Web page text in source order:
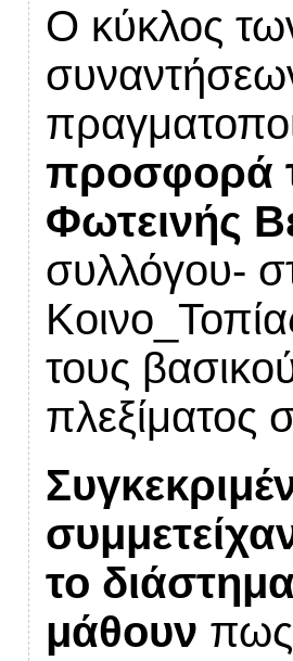
Ο κύκλος
προσφορά
Φωτεινής
συλλόγου-
τους
πλεξίματος
το
μάθουν πως